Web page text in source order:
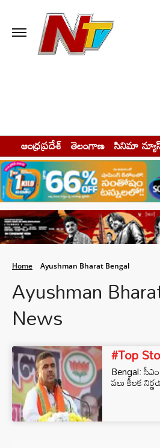
ఆంధ్రప్రదేశ్ తెలంగాణ సినిమా
Home Ayushman Bharat Bengal
Ayushman
News
#Top
Bengal:
పలు కీలక